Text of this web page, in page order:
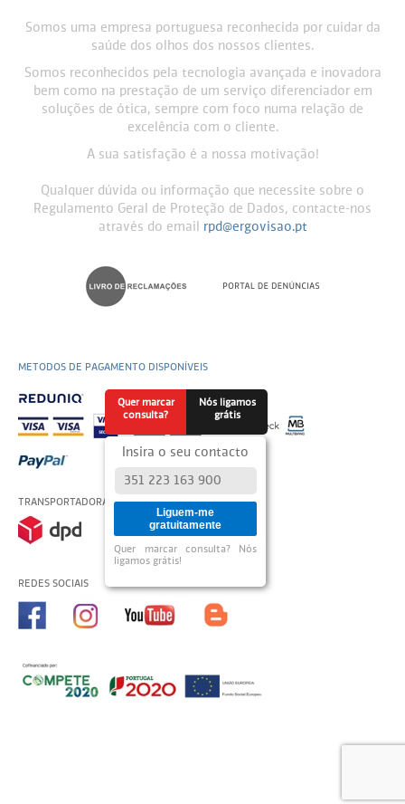
Somos uma empresa portuguesa reconhecida por cuidar da
saúde dos olhos dos nossos clientes.
Somos reconhecidos pela tecnologia avançada e inovadora
bem como na prestação de um serviço diferenciador em
soluções de ótica, sempre com foco numa relação de
excelência com o cliente.
A sua satisfação é a nossa motivação!
Qualquer dúvida ou informação que necessite sobre o
Regulamento Geral de Proteção de Dados, contacte-nos
através do email
rpd@ergovisao.pt
METODOS DE PAGAMENTO DISPONÍVEIS
TRANSPORTADORAS USADAS
REDES SOCIAIS
Quer marcar
consulta?
Nós ligamos
grátis
Insira o seu contacto
Liguem-me
gratuitamente
Quer marcar consulta? Nós
ligamos grátis!